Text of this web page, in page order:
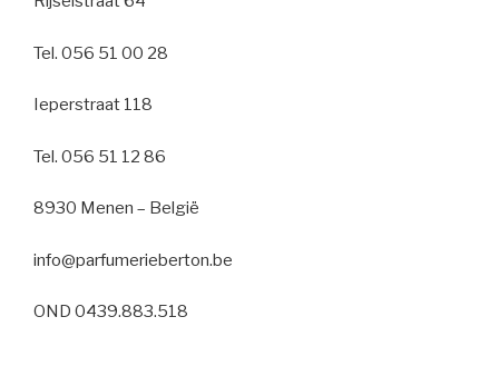
Tel. 056 51 00 28
Ieperstraat 118
Tel. 056 51 12 86
8930 Menen – België
info@parfumerieberton.be
OND 0439.883.518